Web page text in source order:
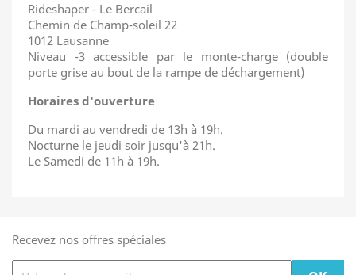
Rideshaper - Le Bercail
Chemin de Champ-soleil 22
1012 Lausanne
Niveau -3 accessible par le monte-charge (double
porte grise au bout de la rampe de déchargement)
Horaires d'ouverture
Du mardi au vendredi de 13h à 19h.
Nocturne le jeudi soir jusqu'à 21h.
Le Samedi de 11h à 19h.
Recevez nos offres spéciales